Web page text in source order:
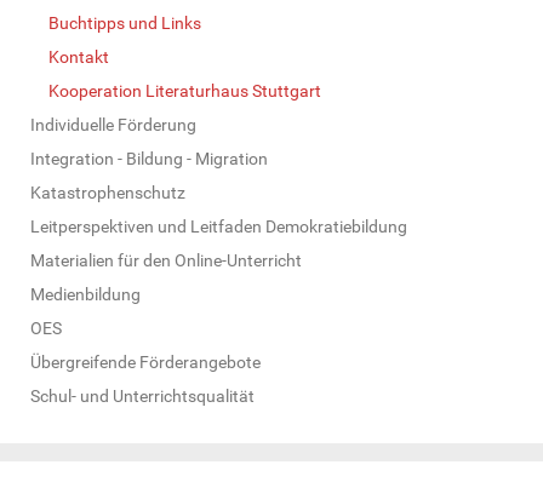
Buchtipps und Links
Kontakt
Kooperation Literaturhaus Stuttgart
Individuelle Förderung
Integration - Bildung - Migration
Katastrophenschutz
Leitperspektiven und Leitfaden Demokratiebildung
Materialien für den Online-Unterricht
Medienbildung
OES
Übergreifende Förderangebote
Schul- und Unterrichtsqualität